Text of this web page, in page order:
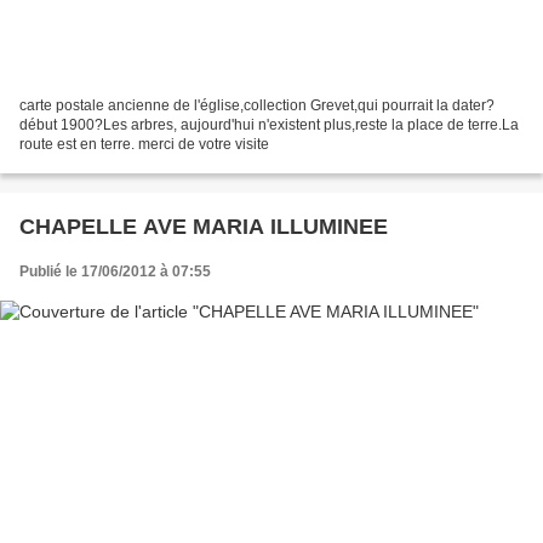
carte postale ancienne de l'église,collection Grevet,qui pourrait la dater?
début 1900?Les arbres, aujourd'hui n'existent plus,reste la place de terre.La
route est en terre. merci de votre visite
CHAPELLE AVE MARIA ILLUMINEE
Publié le 17/06/2012 à 07:55